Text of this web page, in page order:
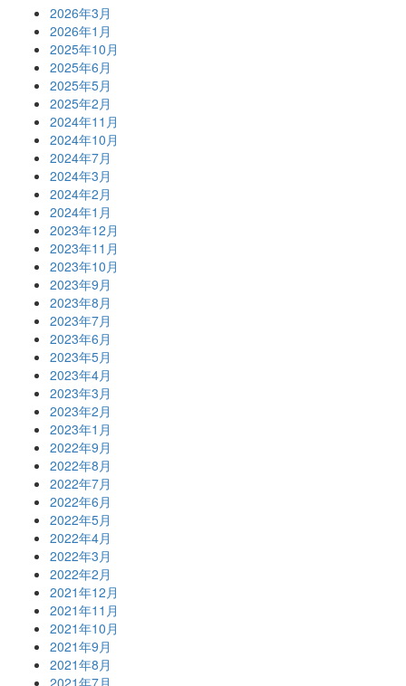
2026年3月
2026年1月
2025年10月
2025年6月
2025年5月
2025年2月
2024年11月
2024年10月
2024年7月
2024年3月
2024年2月
2024年1月
2023年12月
2023年11月
2023年10月
2023年9月
2023年8月
2023年7月
2023年6月
2023年5月
2023年4月
2023年3月
2023年2月
2023年1月
2022年9月
2022年8月
2022年7月
2022年6月
2022年5月
2022年4月
2022年3月
2022年2月
2021年12月
2021年11月
2021年10月
2021年9月
2021年8月
2021年7月